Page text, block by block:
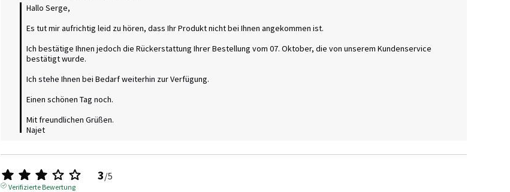
Hallo Serge,
Es tut mir aufrichtig leid zu hören, dass Ihr Produkt nicht bei Ihnen angekommen ist.
Ich bestätige Ihnen jedoch die Rückerstattung Ihrer Bestellung vom 07. Oktober, die von unserem Kundenservice
bestätigt wurde.
Ich stehe Ihnen bei Bedarf weiterhin zur Verfügung.
Einen schönen Tag noch.
Mit freundlichen Grüßen.
Najet
3/5
Verifizierte Bewertung